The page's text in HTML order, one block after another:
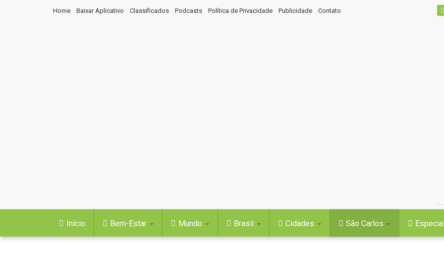
Home Baixar Aplicativo Classificados Podcasts Política de Privacidade Publicidade Contato
Início Bem-Estar Mundo Brasil Cidades São Carlos